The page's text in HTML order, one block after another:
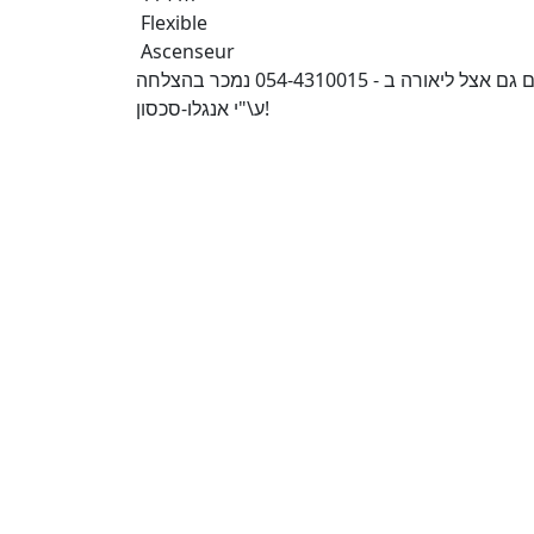
Flexible
Ascenseur
משופצת לחלוטין עם גינה 100 מ\"ר - במחיר מציאה. פרטים גם אצל ליאורה ב - 054-4310015 נמכר בהצלחה
ע\"י אנגלו-סכסון!